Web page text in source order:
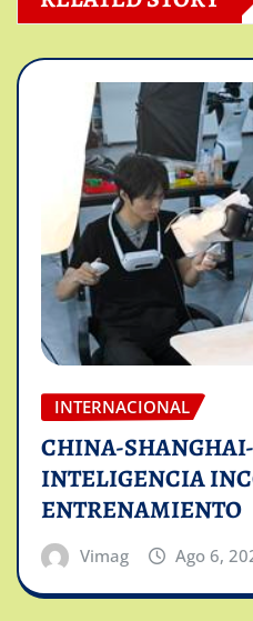
INTERNACIONAL
CHINA-
INTELIGENCIA
ENTRENAMIENTO
Vimag Ago 6,